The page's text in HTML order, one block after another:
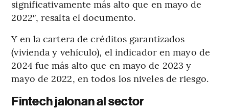
significativamente más alto que en mayo de
2022″, resalta el documento.
Y en la cartera de créditos garantizados
(vivienda y vehículo), el indicador en mayo de
2024 fue más alto que en mayo de 2023 y
mayo de 2022, en todos los niveles de riesgo.
Fintech jalonan al sector